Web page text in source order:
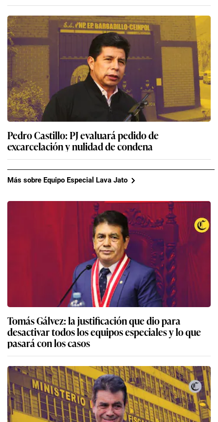
Pedro Castillo: PJ evaluará pedido de
excarcelación y nulidad de condena
Más sobre Equipo Especial Lava Jato
Tomás Gálvez: la justificación que dio para
desactivar todos los equipos especiales y lo que
pasará con los casos